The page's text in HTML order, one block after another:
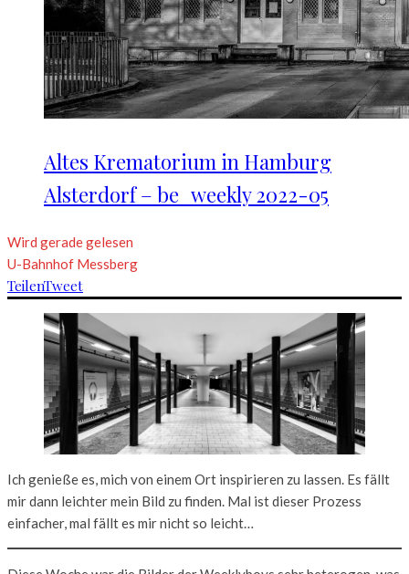
Altes Krematorium in Hamburg
Alsterdorf – be_weekly 2022-05
Wird gerade gelesen
U-Bahnhof Messberg
TeilenTweet
Ich genieße es, mich von einem Ort inspirieren zu lassen. Es fällt
mir dann leichter mein Bild zu finden. Mal ist dieser Prozess
einfacher, mal fällt es mir nicht so leicht…